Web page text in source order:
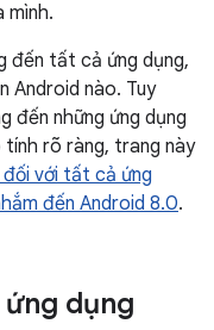
mình.
đến tất cả ứng dụng,
Android nào. Tuy
đến những ứng dụng
rõ ràng, trang này
với tất cả ứng
đến Android 8.0.
dụng